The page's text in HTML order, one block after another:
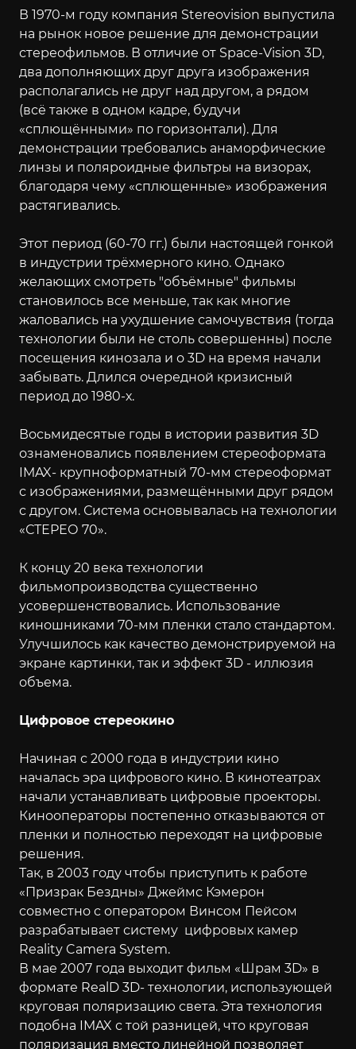
В 1970-м году компания Stereovision выпустила
на рынок новое решение для демонстрации
стереофильмов. В отличие от Space-Vision 3D,
два дополняющих друг друга изображения
располагались не друг над другом, а рядом
(всё также в одном кадре, будучи
«сплющёнными» по горизонтали). Для
демонстрации требовались анаморфические
линзы и поляроидные фильтры на визорах,
благодаря чему «сплющенные» изображения
растягивались.
Этот период (60-70 гг.) были настоящей гонкой
в индустрии трёхмерного кино. Однако
желающих смотреть "объёмные" фильмы
становилось все меньше, так как многие
жаловались на ухудшение самочувствия (тогда
технологии были не столь совершенны) после
посещения кинозала и о 3D на время начали
забывать. Длился очередной кризисный
период до 1980-х.
Восьмидесятые годы в истории развития 3D
ознаменовались появлением стереоформата
IMAX- крупноформатный 70-мм стереоформат
с изображениями, размещёнными друг рядом
с другом. Система основывалась на технологии
«СТЕРЕО 70».
К концу 20 века технологии
фильмопроизводства существенно
усовершенствовались. Использование
киношниками 70-мм пленки стало стандартом.
Улучшилось как качество демонстрируемой на
экране картинки, так и эффект 3D - иллюзия
объема.
Цифровое стереокино
Начиная с 2000 года в индустрии кино
началась эра цифрового кино. В кинотеатрах
начали устанавливать цифровые проекторы.
Кинооператоры постепенно отказываются от
пленки и полностью переходят на цифровые
решения.
Так, в 2003 году чтобы приступить к работе
«Призрак Бездны» Джеймс Кэмерон
совместно с оператором Винсом Пейсом
разрабатывает систему цифровых камер
Reality Camera System.
В мае 2007 года выходит фильм «Шрам 3D» в
формате RealD 3D- технологии, использующей
круговая поляризацию света. Эта технология
подобна IMAX с той разницей, что круговая
поляризация вместо линейной позволяет